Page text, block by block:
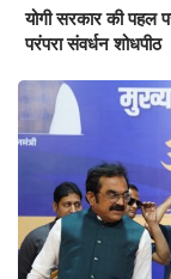
योगी सरकार की पहल
परंपरा संवर्धन शोधपीठ